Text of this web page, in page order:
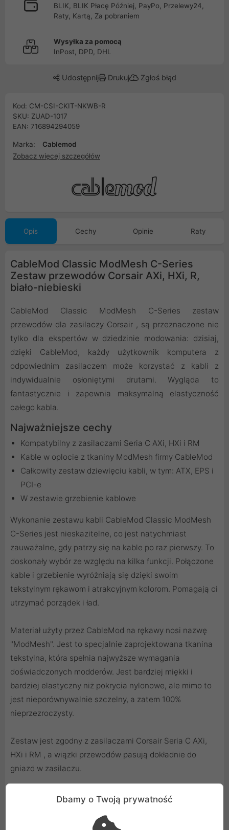
BLIK, BLIK Płacę Później, PayPo, Przelewy24,
Raty, Kartą, Za pobraniem
Wysyłka za pomocą
InPost, DPD, DHL
Udostępnij Drukuj Zgłoś błąd
Kod: CM-CSI-CKIT-NKWB-R
SKU: ZUAD-1017
EAN: 716894294059
Marka:
Cablemod
Zobacz więcej szczegółów
Opis Cechy Opinie Raty
CableMod Classic ModMesh C-Series
Zestaw przewodów Corsair AXi, HXi, R,
biało-niebieski
CableMod Classic ModMesh C-Series zestaw
przewodów dla zasilaczy Corsair , są przeznaczone nie
tylko dla ekspertów w dziedzinie modowania: dzisiaj,
dzięki CableMod, każdy użytkownik komputera z
odpowiednim zasilaczem może korzystać z kabli z
indywidualnie osłoniętymi drutami. Wygląda to
fantastycznie i zapewnia maksymalną elastyczność
całego kabla.
Najważniejsze cechy
Kompatybilny z zasilaczami Seria C AXi, HXi i RM
Kable w oplocie z tkaniny ModMesh firmy CableMod
Całkowity zestaw dziewięciu kabli, w tym: ATX, EPS i
PCI-e
W zestawie grzebienie kablowe
Wykonanie zestawu kabli CableMod Classic ModMesh
C-Series jest nieskazitelne, co jest natychmiast
zauważalne, gdy patrzy się na kable po raz pierwszy. To
doskonały wybór ze względu na kilka funkcji. Połączone
kable i grzebienie wyróżniają się dzięki swoim
tekstylnym rękawom i atrakcyjnym kolorom. Pomagają ci
utrzymać porządek i ład.
Materiał użyty przez CableMod na rękawy nosi nazwę
"ModMesh". Jest to specjalnie zaprojektowana tkanina
tekstylna, która spełnia najwyższe wymagania
doświadczonych modderów. Jest bardziej miękki i
bardziej elastyczny niż pokrycia nylonowe, ale mimo to
jest nieporównywalnie szczelny, a zatem 100%
nieprzezroczysty.
Zestaw jest zgodny z zasilaczami Corsair Seria C AXi,
HXi i RM , a wiązki przewodów pasują dokładnie do
gniazd w zasilaczu.
Dbamy o Twoją prywatność